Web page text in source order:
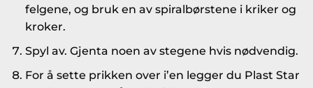
felgene, og bruk en av spiralbørstene i kriker og
kroker.
Spyl av. Gjenta noen av stegene hvis nødvendig.
For å sette prikken over i’en legger du Plast Star